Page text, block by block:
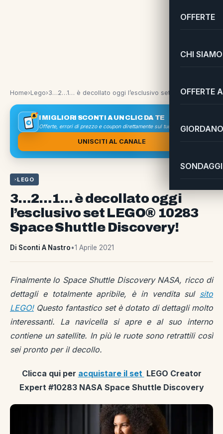
OFFERTE
CHI SIAMO
OFFERTE
Home›Lego› 3…2…1… è decollato oggi l’esclusivo set LEGO® 10283 Space Shuttle Discovery!
I MIGLIORI SCONTI A UN CLIC DA TE
Offerte, errori di prezzo e coupon direttamente sul tuo smartphone
UNISCITI AL CANALE
LEGO
3…2…1… è decollato oggi
l’esclusivo set LEGO® 10283
Space Shuttle Discovery!
Di Sconti A Nastro•1 Aprile 2021
Finalmente lo Space Shuttle Discovery NASA, ricco di
dettagli e totalmente apribile, è in vendita sul sito
LEGO!Questo fantastico set è dotato di dettagli molto
interessanti. La navicella si apre e al suo interno
contiene un satellite. In più le ruote sono retrattili così
sei pronto per il decollo.
Clicca qui per acquistare il set LEGO Creator
Expert #10283 NASA Space Shuttle Discovery